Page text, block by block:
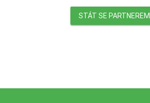
STÁT SE PARTNEREM